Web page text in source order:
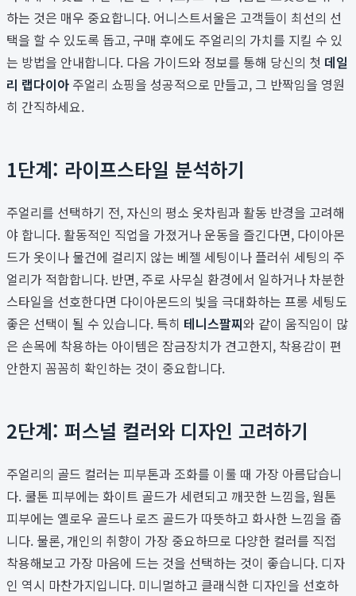
하는 것은 매우 중요합니다. 어니스트서울은 고객들이 최선의 선
택을 할 수 있도록 돕고, 구매 후에도 주얼리의 가치를 지킬 수 있
는 방법을 안내합니다. 다음 가이드와 정보를 통해 당신의 첫 데일
리 랩다이아 주얼리 쇼핑을 성공적으로 만들고, 그 반짝임을 영원
히 간직하세요.
1단계: 라이프스타일 분석하기
주얼리를 선택하기 전, 자신의 평소 옷차림과 활동 반경을 고려해
야 합니다. 활동적인 직업을 가졌거나 운동을 즐긴다면, 다이아몬
드가 옷이나 물건에 걸리지 않는 베젤 세팅이나 플러쉬 세팅의 주
얼리가 적합합니다. 반면, 주로 사무실 환경에서 일하거나 차분한
스타일을 선호한다면 다이아몬드의 빛을 극대화하는 프롱 세팅도
좋은 선택이 될 수 있습니다. 특히 테니스팔찌와 같이 움직임이 많
은 손목에 착용하는 아이템은 잠금장치가 견고한지, 착용감이 편
안한지 꼼꼼히 확인하는 것이 중요합니다.
2단계: 퍼스널 컬러와 디자인 고려하기
주얼리의 골드 컬러는 피부톤과 조화를 이룰 때 가장 아름답습니
다. 쿨톤 피부에는 화이트 골드가 세련되고 깨끗한 느낌을, 웜톤
피부에는 옐로우 골드나 로즈 골드가 따뜻하고 화사한 느낌을 줍
니다. 물론, 개인의 취향이 가장 중요하므로 다양한 컬러를 직접
착용해보고 가장 마음에 드는 것을 선택하는 것이 좋습니다. 디자
인 역시 마찬가지입니다. 미니멀하고 클래식한 디자인을 선호하